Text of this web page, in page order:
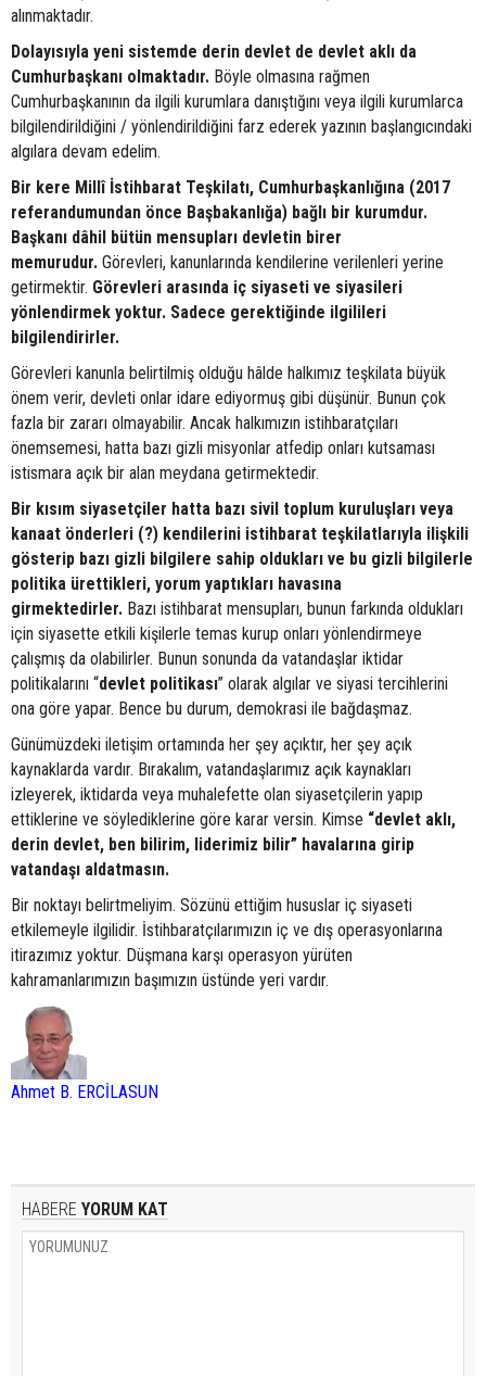
alınmaktadır.
Dolayısıyla yeni sistemde derin devlet de devlet aklı da
Cumhurbaşkanı olmaktadır. Böyle olmasına rağmen
Cumhurbaşkanının da ilgili kurumlara danıştığını veya ilgili kurumlarca
bilgilendirildiğini / yönlendirildiğini farz ederek yazının başlangıcındaki
algılara devam edelim.
Bir kere Millî İstihbarat Teşkilatı, Cumhurbaşkanlığına (2017
referandumundan önce Başbakanlığa) bağlı bir kurumdur.
Başkanı dâhil bütün mensupları devletin birer
memurudur. Görevleri, kanunlarında kendilerine verilenleri yerine
getirmektir. Görevleri arasında iç siyaseti ve siyasileri
yönlendirmek yoktur. Sadece gerektiğinde ilgilileri
bilgilendirirler.
Görevleri kanunla belirtilmiş olduğu hâlde halkımız teşkilata büyük
önem verir, devleti onlar idare ediyormuş gibi düşünür. Bunun çok
fazla bir zararı olmayabilir. Ancak halkımızın istihbaratçıları
önemsemesi, hatta bazı gizli misyonlar atfedip onları kutsaması
istismara açık bir alan meydana getirmektedir.
Bir kısım siyasetçiler hatta bazı sivil toplum kuruluşları veya
kanaat önderleri (?) kendilerini istihbarat teşkilatlarıyla ilişkili
gösterip bazı gizli bilgilere sahip oldukları ve bu gizli bilgilerle
politika ürettikleri, yorum yaptıkları havasına
girmektedirler. Bazı istihbarat mensupları, bunun farkında oldukları
için siyasette etkili kişilerle temas kurup onları yönlendirmeye
çalışmış da olabilirler. Bunun sonunda da vatandaşlar iktidar
politikalarını “devlet politikası” olarak algılar ve siyasi tercihlerini
ona göre yapar. Bence bu durum, demokrasi ile bağdaşmaz.
Günümüzdeki iletişim ortamında her şey açıktır, her şey açık
kaynaklarda vardır. Bırakalım, vatandaşlarımız açık kaynakları
izleyerek, iktidarda veya muhalefette olan siyasetçilerin yapıp
ettiklerine ve söylediklerine göre karar versin. Kimse “devlet aklı,
derin devlet, ben bilirim, liderimiz bilir” havalarına girip
vatandaşı aldatmasın.
Bir noktayı belirtmeliyim. Sözünü ettiğim hususlar iç siyaseti
etkilemeyle ilgilidir. İstihbaratçılarımızın iç ve dış operasyonlarına
itirazımız yoktur. Düşmana karşı operasyon yürüten
kahramanlarımızın başımızın üstünde yeri vardır.
Ahmet B. ERCİLASUN
HABERE YORUM KAT